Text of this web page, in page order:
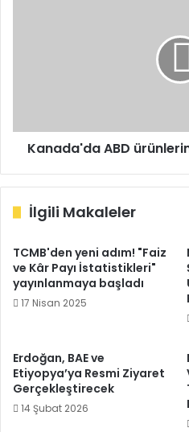
Kanada'da ABD
İlgili Makaleler
TCMB'den yeni adım! "Faiz
ve Kâr Payı İstatistikleri"
yayınlanmaya başladı
17 Nisan 2025
Erdoğan, BAE ve
Etiyopya’ya Resmi Ziyaret
Gerçekleştirecek
14 Şubat 2026